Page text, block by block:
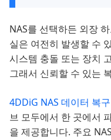
NAS를 선택하든 외장
실은 여전히 발생할 수
시스템 충돌 또는 장치
그래서 신뢰할 수 있는
4DDiG NAS 데이터 복구
브 모두에서 한 곳에서
을 제공합니다. 주요